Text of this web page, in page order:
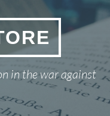
in the war against